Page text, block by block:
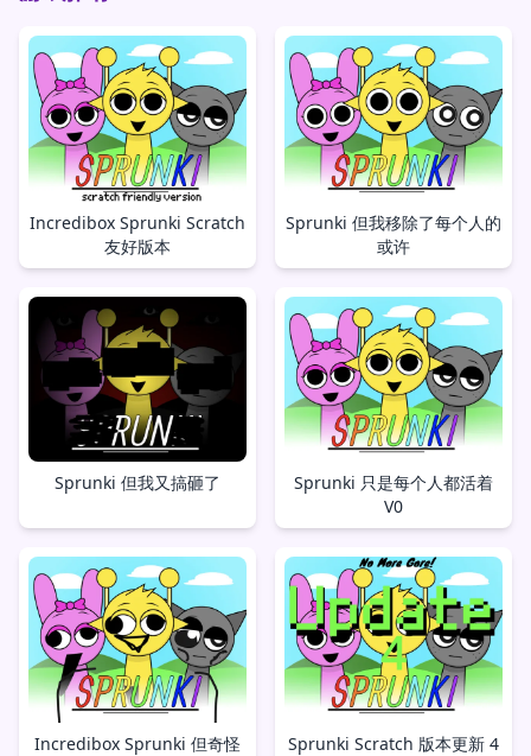
Incredibox Sprunki Scratch
友好版本
Sprunki 但我移除了每个人的
或许
Sprunki 但我又搞砸了
Sprunki 只是每个人都活着
V0
Incredibox Sprunki 但奇怪 Sprunki Scratch 版本更新 4